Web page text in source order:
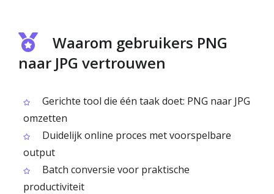
Waarom gebruikers PNG
naar JPG vertrouwen
Gerichte tool die één taak doet: PNG naar JPG
omzetten
Duidelijk online proces met voorspelbare
output
Batch conversie voor praktische
productiviteit